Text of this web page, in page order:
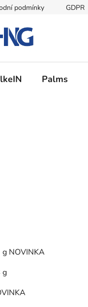
podmínky GDPR
Palms
NOVINKA
g